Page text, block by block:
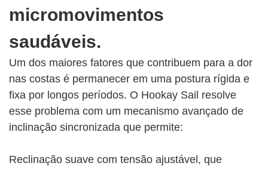
micromovimentos
saudáveis.
Um dos maiores fatores que contribuem para a dor
nas costas é permanecer em uma postura rígida e
fixa por longos períodos. O Hookay Sail resolve
esse problema com um mecanismo avançado de
inclinação sincronizada que permite:
Reclinação suave com tensão ajustável, que